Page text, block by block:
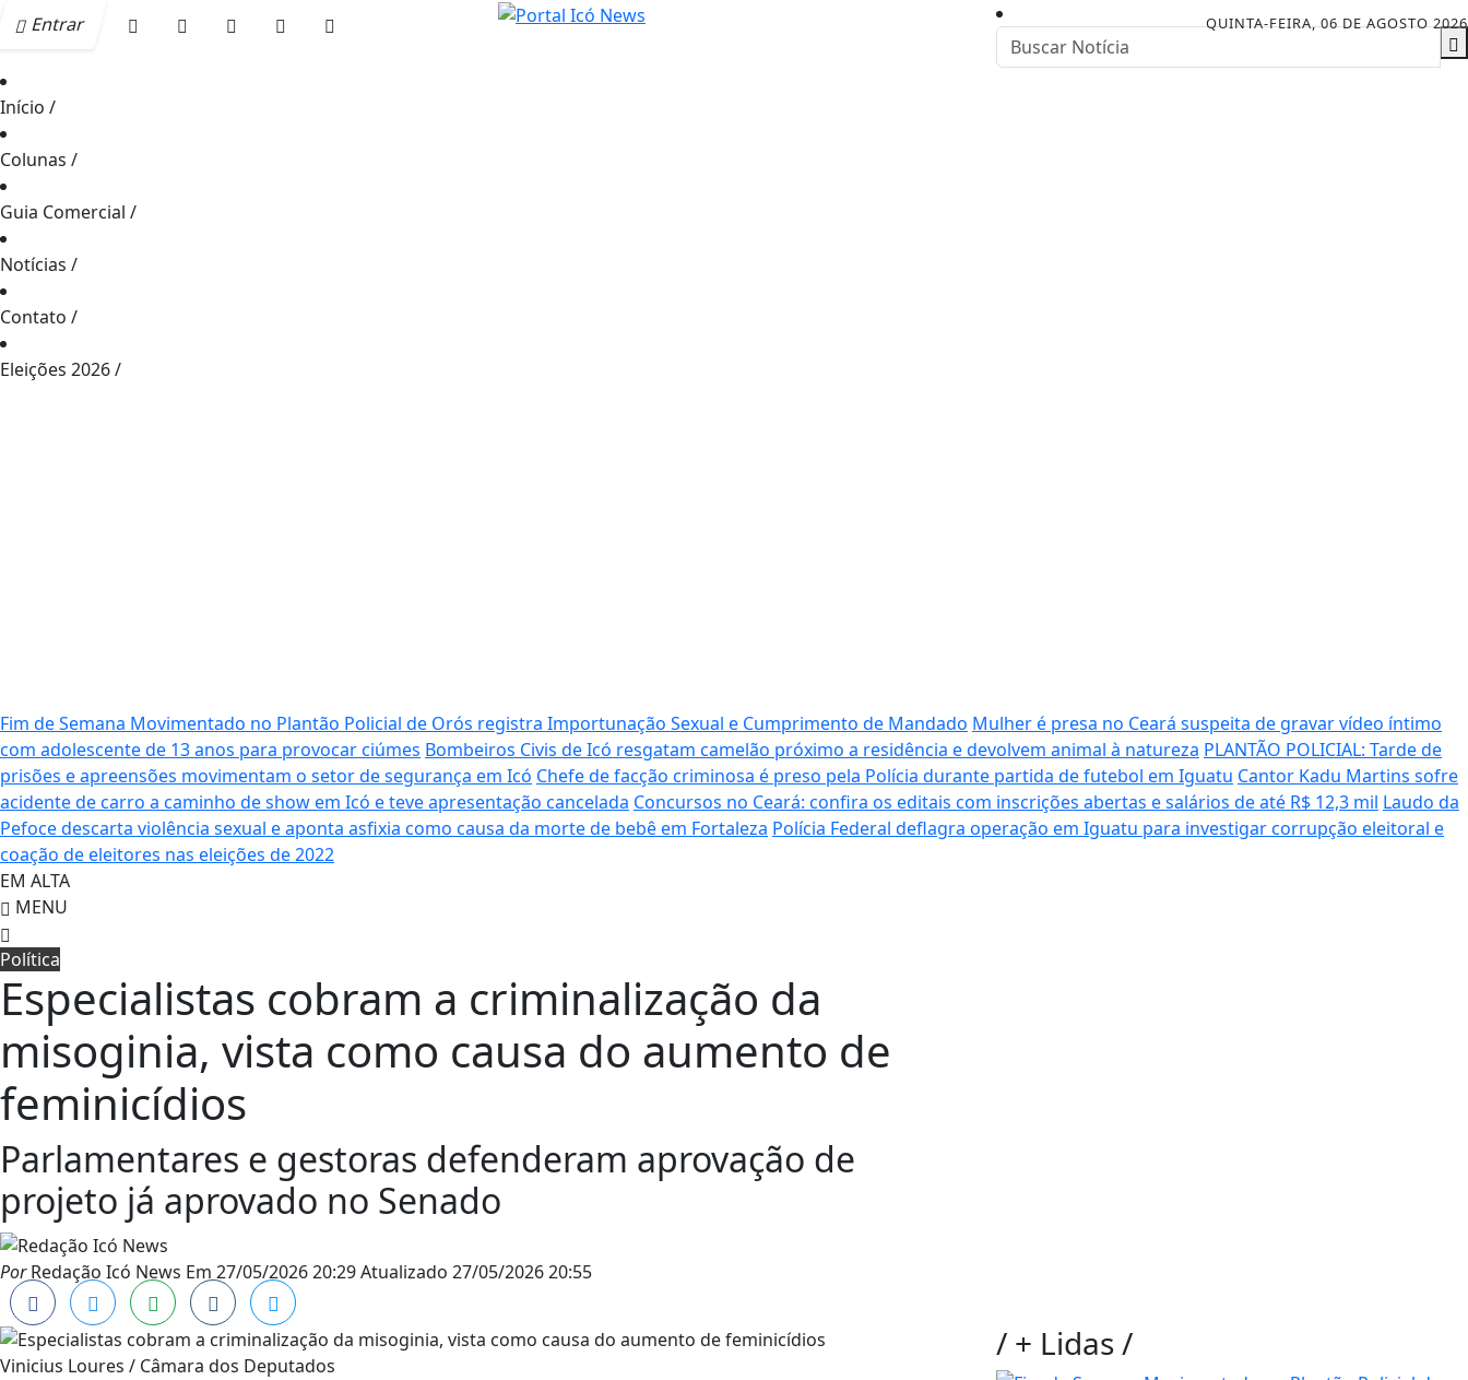
Entrar QUINTA-FEIRA, 06 DE AGOSTO 2026
Início /
Colunas /
Guia Comercial /
Notícias /
Contato /
Eleições 2026/
Fim de Semana Movimentado no Plantão Policial de Orós registra Importunação Sexual e Cumprimento de Mandado Mulher é presa no Ceará suspeita de gravar vídeo íntimo
com adolescente de 13 anos para provocar ciúmes Bombeiros Civis de Icó resgatam camelão próximo a residência e devolvem animal à natureza PLANTÃO POLICIAL: Tarde de
prisões e apreensões movimentam o setor de segurança em Icó Chefe de facção criminosa é preso pela Polícia durante partida de futebol em Iguatu Cantor Kadu Martins sofre
acidente de carro a caminho de show em Icó e teve apresentação cancelada Concursos no Ceará: confira os editais com inscrições abertas e salários de até R$ 12,3 mil Laudo da
Pefoce descarta violência sexual e aponta asfixia como causa da morte de bebê em Fortaleza Polícia Federal deflagra operação em Iguatu para investigar corrupção eleitoral e
coação de eleitores nas eleições de 2022
EM ALTA
MENU
Política
Especialistas cobram a criminalização da
misoginia, vista como causa do aumento de
feminicídios
Parlamentares e gestoras defenderam aprovação de
projeto já aprovado no Senado
PorRedação Icó News Em 27/05/2026 20:29Atualizado 27/05/2026 20:55
Vinicius Loures / Câmara dos Deputados
/ + Lidas/